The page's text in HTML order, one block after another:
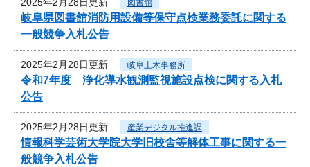
図書館
岐阜県図書館消防用設備等保守点検業務委託に関する
一般競争入札公告
2025年2月28日更新 岐阜土木事務所
令和7年度 浄化導水観測監視施設点検に関する入札
公告
2025年2月28日更新 産業デジタル推進課
情報科学芸術大学院大学旧校舎等解体工事に関する一
般競争入札公告